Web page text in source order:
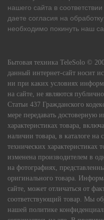
нашего сайта в соответствии
даете согласия на
необходимо покинуть наш
Бытовая техника TeleSolo ©
данный интернет-сайт носит
ни при каких условиях
на сайте, не являются
Статьи 437 Гражданского
мере передавать
характеристиках товара,
наличии товара, в каталоге на
технических характеристиках
изменена производителем в
на фотографиях,
оригинального товара.
сайте, может отличаться от
соответствующий товар. Мы
нашей политике